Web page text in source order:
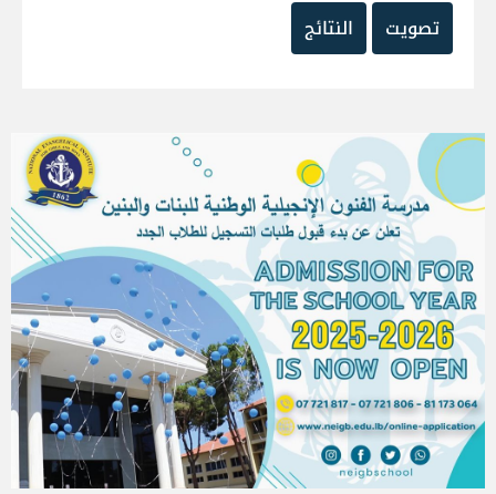
تصويت
النتائج